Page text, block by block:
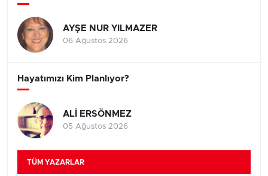
AYŞE NUR YILMAZER
06 Ağustos 2026
Hayatımızı Kim Planlıyor?
ALİ ERSÖNMEZ
05 Ağustos 2026
TÜM YAZARLAR